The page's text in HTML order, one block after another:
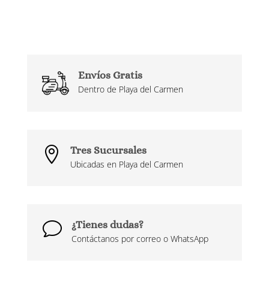
Envíos Gratis
Dentro de Playa del Carmen
 Tres Sucursales
Ubicadas en Playa del Carmen
v ¿Tienes dudas?
Contáctanos por correo o WhatsApp